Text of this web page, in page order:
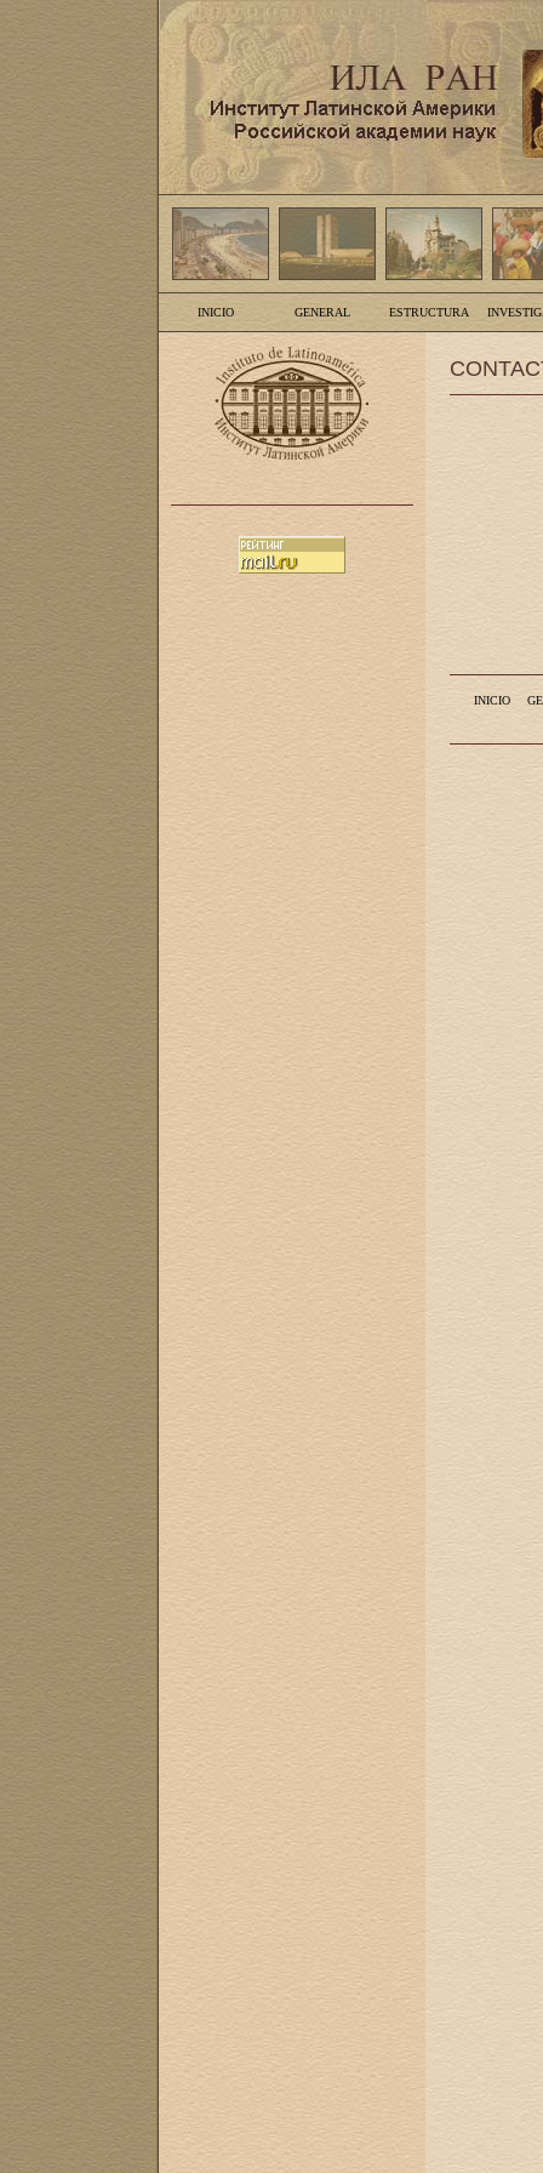
INICIO GENERAL ESTRUCTURA
INICIO